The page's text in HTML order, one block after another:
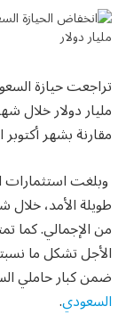
مقارنة بشهر
وبلغت استثمارات
ضمن كبار حاملي
السعودي.